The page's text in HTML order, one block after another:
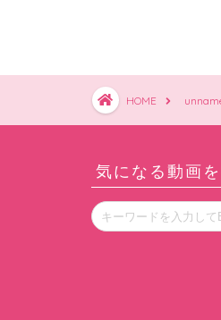
HOME
気になる動画